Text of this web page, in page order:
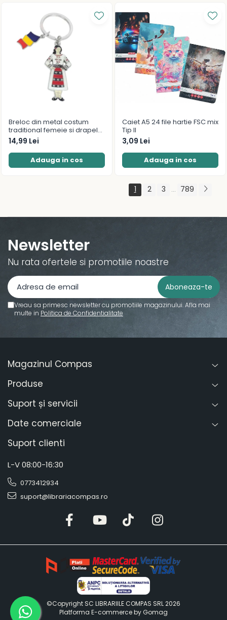
Breloc din metal costum
traditional femeie si drapelul
Romaniei 9 cm
14,99 Lei
Adauga in cos
Caiet A5 24 file hartie FSC mix
Tip II
3,09 Lei
Adauga in cos
1 2 3 ... 789
Newsletter
Nu rata ofertele si promotiile noastre
Vreau sa primesc newsletter cu promotiile magazinului. Afla mai
multe in Politica de Confidentialitate
Magazinul Compas
Produse
Suport și servicii
Date comerciale
Suport clienti
L-V 08:00-16:30
0773412934
suport@librariacompas.ro
©Copyright SC LIBRARIILE COMPAS SRL 2026
Platforma E-commerce by Gomag